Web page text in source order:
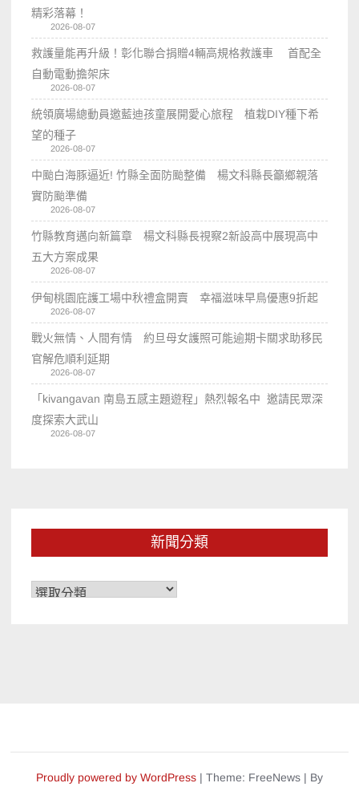
精彩落幕！
2026-08-07
救護量能再升級！彰化聯合捐贈4輛高規格救護車 首配全
自動電動擔架床
2026-08-07
統領廣場總動員邀藍迪孩童展開愛心旅程 植栽DIY種下希
望的種子
2026-08-07
中颱白海豚逼近! 竹縣全面防颱整備 楊文科縣長籲鄉親落
實防颱準備
2026-08-07
竹縣教育邁向新篇章 楊文科縣長視察2新設高中展現高中
五大方案成果
2026-08-07
伊甸桃園庇護工場中秋禮盒開賣 幸福滋味早鳥優惠9折起
2026-08-07
戰火無情、人間有情 約旦母女護照可能逾期卡關求助移民
官解危順利延期
2026-08-07
「kivangavan 南島五感主題遊程」熱烈報名中 邀請民眾深
度探索大武山
2026-08-07
新聞分類
新
Proudly powered by WordPress | Theme: FreeNews | By